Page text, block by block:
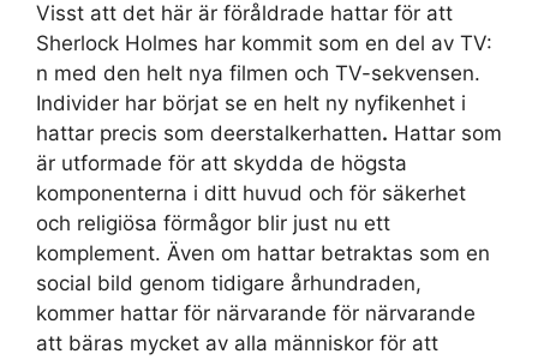
Visst att det här är föråldrade hattar för att
Sherlock Holmes har kommit som en del av TV:
n med den helt nya filmen och TV-sekvensen.
Individer har börjat se en helt ny nyfikenhet i
hattar precis som deerstalkerhatten. Hattar som
är utformade för att skydda de högsta
komponenterna i ditt huvud och för säkerhet
och religiösa förmågor blir just nu ett
komplement. Även om hattar betraktas som en
social bild genom tidigare århundraden,
kommer hattar för närvarande för närvarande
att bäras mycket av alla människor för att